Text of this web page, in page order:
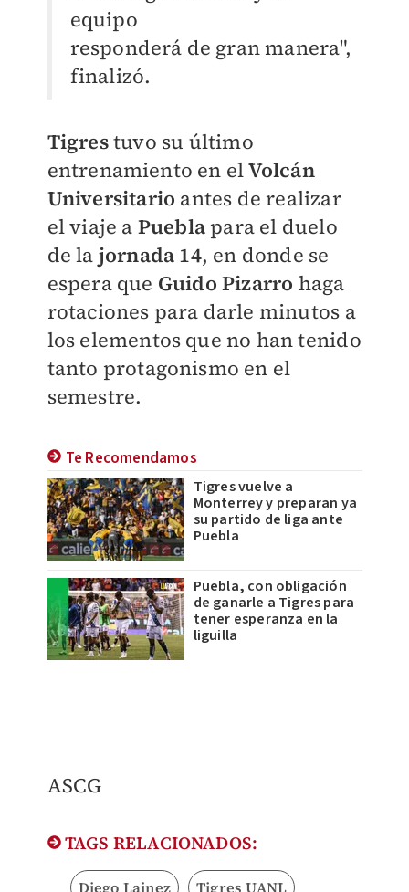
equipo
responderá de gran manera",
finalizó.
Tigrestuvo su último
entrenamiento en elVolcán
Universitario antes de realizar
el viaje a Puebla para el duelo
de la jornada 14, en donde se
espera que Guido Pizarro haga
rotaciones para darle minutos a
los elementos que no han tenido
tanto protagonismo en el
semestre.
Te Recomendamos
Tigres vuelve a
Monterrey y preparan ya
su partido de liga ante
Puebla
Puebla, con obligación
de ganarle a Tigres para
tener esperanza en la
liguilla
​ASCG
TAGS RELACIONADOS:
Diego Lainez Tigres UANL